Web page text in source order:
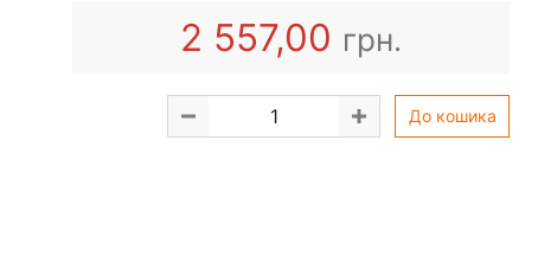
2 557,00 грн.
До кошика